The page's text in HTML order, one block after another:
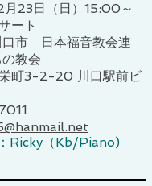
月23日（日）15:00～
ート
口市 日本福音教会連
教会
町3-2-20 川口駅前ビ
Ricky（Kb/Piano)